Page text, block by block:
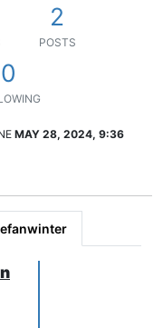
2
POSTS
0
MAY 28, 2024, 9:36